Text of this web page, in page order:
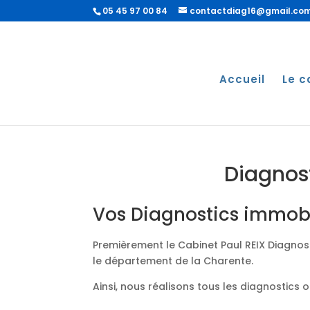
05 45 97 00 84
Accueil Le
Vos Diagnostics
Premièrement le Cabinet Paul REIX
le département de la Charente.
Ainsi, nous réalisons tous les diagnostics